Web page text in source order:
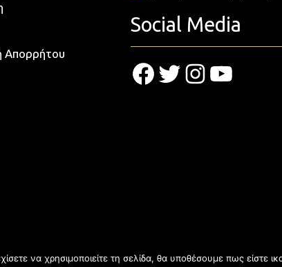
Απορρήτου
Social Media
Facebook
TwitterInstagram
YouTube
να χρησιμοποιείτε τη σελίδα, θα υποθέσουμε πως είστε